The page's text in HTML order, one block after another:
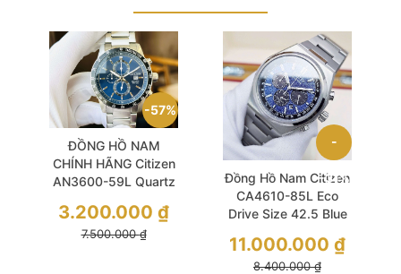
57%
ĐỒNG HỒ NAM
CHÍNH HÃNG Citizen
AN3600-59L Quartz
Chronograph Silver
Stainless Steel For
7.500.000₫
3.200.000 ₫
-31%
Đồng Hồ Nam Citizen
CA4610-85L Eco
Drive Size 42.5 Blue
Chronograph
8.400.000₫
11.000.000 ₫